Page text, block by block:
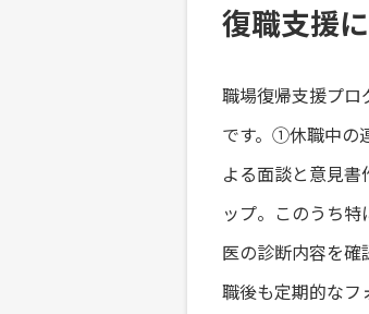
復職支援
職場復帰支援プロ
です。①休職中の
よる面談と意見
ップ。このうち
医の診断内容を
職後も定期的なフ